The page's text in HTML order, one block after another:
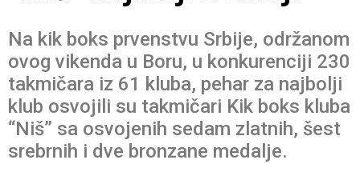
Na kik boks prvenstvu Srbije, održanom
ovog vikenda u Boru, u konkurenciji 230
takmičara iz 61 kluba, pehar za najbolji
klub osvojili su takmičari Kik boks kluba
“Niš” sa osvojenih sedam zlatnih, šest
srebrnih i dve bronzane medalje.